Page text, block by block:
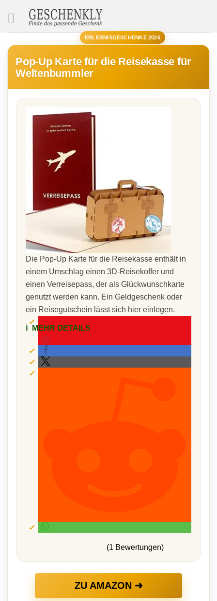
ERLEBNISGESCHENKE 2026
Pop-Up Karte für die Reisekasse für
Weltenbummler
Die Pop-Up Karte für die Reisekasse enthält in
einem Umschlag einen 3D-Reisekoffer und
einen Verreisepass, der als Glückwunschkarte
genutzt werden kann. Ein Geldgeschenk oder
ein Reisegutschein lässt sich hier einlegen.
ℹ️ MEHR DETAILS
(1 Bewertungen)
ZU AMAZON ➜